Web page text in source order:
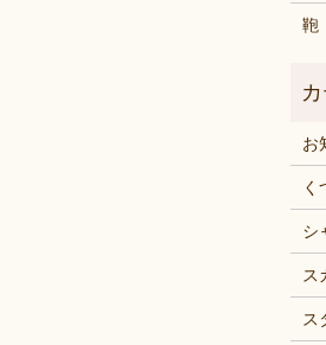
鞄
お
く
シ
ス
ス